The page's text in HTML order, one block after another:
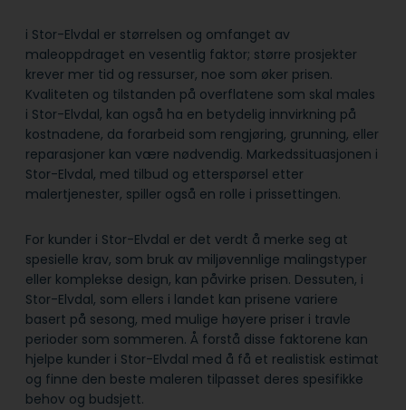
i Stor-Elvdal er størrelsen og omfanget av
maleoppdraget en vesentlig faktor; større prosjekter
krever mer tid og ressurser, noe som øker prisen.
Kvaliteten og tilstanden på overflatene som skal males
i Stor-Elvdal, kan også ha en betydelig innvirkning på
kostnadene, da forarbeid som rengjøring, grunning, eller
reparasjoner kan være nødvendig. Markedssituasjonen i
Stor-Elvdal, med tilbud og etterspørsel etter
malertjenester, spiller også en rolle i prissettingen.
For kunder i Stor-Elvdal er det verdt å merke seg at
spesielle krav, som bruk av miljøvennlige malingstyper
eller komplekse design, kan påvirke prisen. Dessuten, i
Stor-Elvdal, som ellers i landet kan prisene variere
basert på sesong, med mulige høyere priser i travle
perioder som sommeren. Å forstå disse faktorene kan
hjelpe kunder i Stor-Elvdal med å få et realistisk estimat
og finne den beste maleren tilpasset deres spesifikke
behov og budsjett.